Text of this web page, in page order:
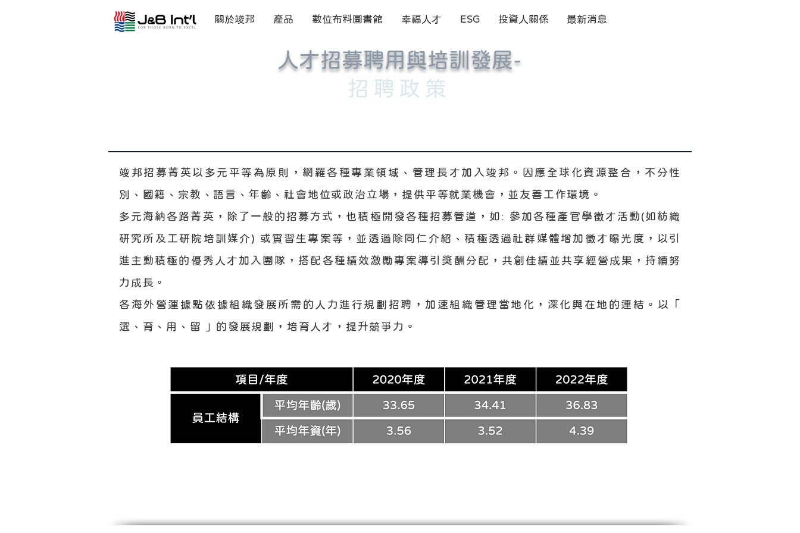
關於竣邦 產品 數位布料圖書館 幸福人才 ESG 投資人關係 最新消息
人才招募聘用與培訓發展-
招 聘政策
竣邦招募菁英以多元平等為原則，網羅各種專業領域、管理長才加入竣邦。因應全球化資源整合，不分性
別、國籍、宗教、語言、年齡、社會地位或政治立場，提供平等就業機會，並友善工作環境。
多元海納各路菁英，除了一般的招募方式，也積極開發各種招募管道，如: 參加各種產官學徵才活動(如紡織
研究所及工研院培訓媒介) 或實習生專案等，並透過除同仁介紹、積極透過社群媒體增加徵才曝光度，以引
進主動積極的優秀人才加入團隊，搭配各種績效激勵專案導引獎酬分配，共創佳績並共享經營成果，持續努
力成長。
各海外營運據點依據組織發展所需的人力進行規劃招聘，加速組織管理當地化，深化與在地的連結。以 ｢
選、育、用、留 ｣ 的發展規劃，培育人才，提升競爭力。